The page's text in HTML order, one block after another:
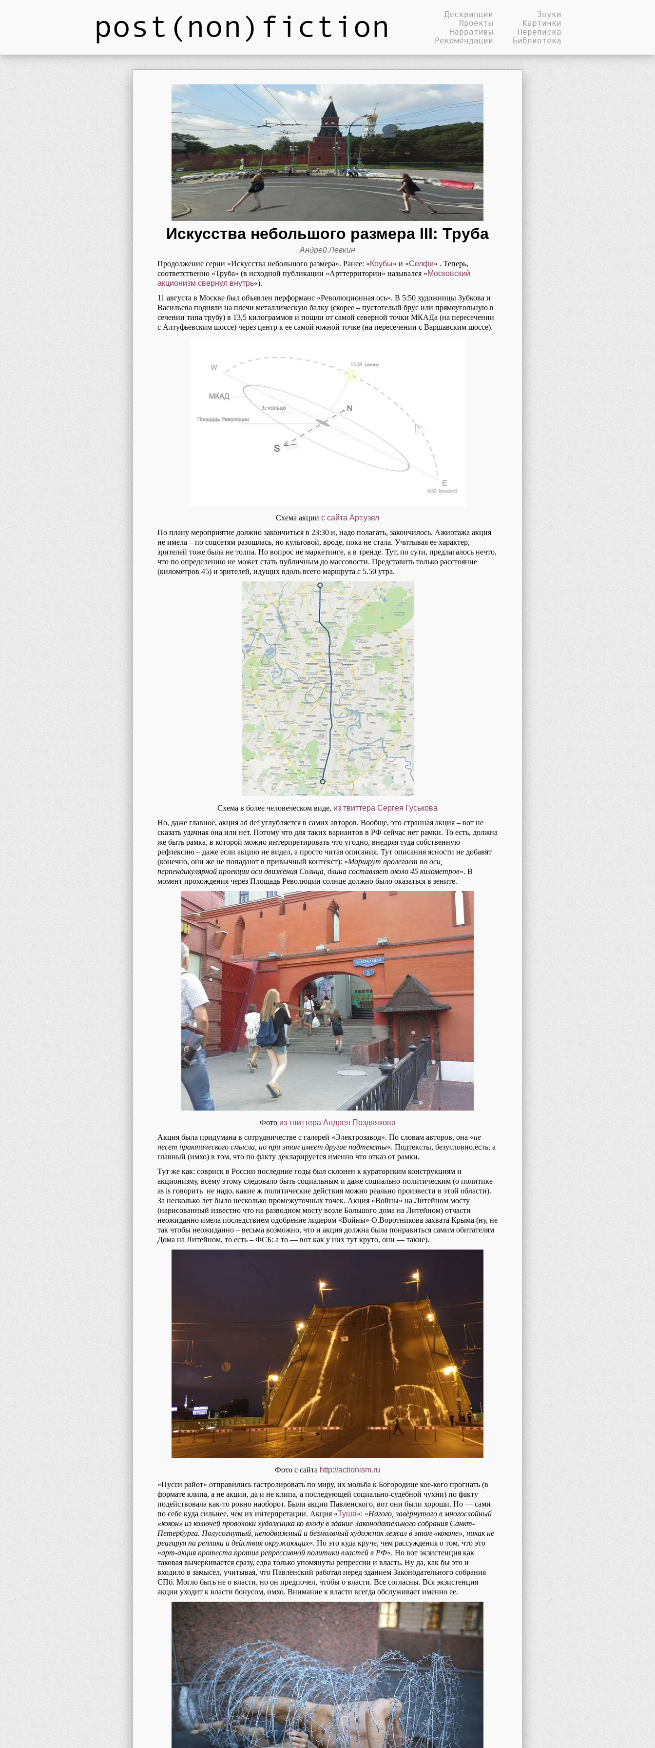
post(non)fiction
Дескрипции
Проекты
Нарративы
Рекомендации
Звуки
Картинки
Переписка
Библиотека
Искусства небольшого размера III: Труба
Андрей Левкин
Продолжение серии «Искусства небольшого размера». Ранее: «Коубы» и «Селфи» . Теперь,
соответственно «Труба» (в исходной публикации «Арттерритории» назывался «Московский
акционизм свернул внутрь«).
11 августа в Москве был объявлен перформанс «Революционная ось». В 5:50 художницы Зубкова и
Васильева подняли на плечи металлическую балку (скорее – пустотелый брус или прямоугольную в
сечении типа трубу) в 13,5 килограммов и пошли от самой северной точки МКАДа (на пересечении
с Алтуфьевским шоссе) через центр к ее самой южной точке (на пересечении с Варшавским шоссе).
Схема акции с сайта Арт.узел
По плану мероприятие должно закончиться в 23:30 и, надо полагать, закончилось. Ажиотажа акция
не имела – по соцсетям разошлась, но культовой, вроде, пока не стала. Учитывая ее характер,
зрителей тоже была не толпа. Но вопрос не маркетинге, а в тренде. Тут, по сути, предлагалось нечто,
что по определению не может стать публичным до массовости. Представить только расстояние
(километров 45) и зрителей, идущих вдоль всего маршрута с 5.50 утра.
Схема в более человеческом виде, из твиттера Сергея Гуськова
Но, даже главное, акция ad def углубляется в самих авторов. Вообще, это странная акция – вот не
сказать удачная она или нет. Потому что для таких вариантов в РФ сейчас нет рамки. То есть, должна
же быть рамка, в которой можно интерпретировать что угодно, внедряя туда собственную
рефлексию – даже если акцию не видел, а просто читая описания. Тут описания ясности не добавят
(конечно, они же не попадают в привычный контекст): «Маршрут пролегает по оси,
перпендикулярной проекции оси движения Солнца, длина составляет около 45 километров«. В
момент прохождения через Площадь Революции солнце должно было оказаться в зените.
Фото из твиттера Андрея Позднякова
Акция была придумана в сотрудничестве с галерей «Электрозавод». По словам авторов, она «не
несет практического смысла, но при этом имеет другие подтексты«. Подтексты, безусловно,есть, а
главный (имхо) в том, что по факту декларируется именно что отказ от рамки.
Тут же как: совриск в России последние годы был склонен к кураторским конструкциям и
акционизму, всему этому следовало быть социальным и даже социально-политическим (о политике
as is говорить не надо, какие ж политические действия можно реально произвести в этой области).
За несколько лет было несколько промежуточных точек. Акция «Войны» на Литейном мосту
(нарисованный известно что на разводном мосту возле Большого дома на Литейном) отчасти
неожиданно имела последствием одобрение лидером «Войны» О.Воротникова захвата Крыма (ну, не
так чтобы неожиданно – весьма возможно, что и акция должна была понравиться самим обитателям
Дома на Литейном, то есть – ФСБ: а то — вот как у них тут круто, они — такие).
Фото с сайта http://actionism.ru
«Пусси райот» отправились гастролировать по миру, их мольба к Богородице кое-кого прогнать (в
формате клипа, а не акции, да и не клипа, а последующей социально-судебной чухни) по факту
подействовала как-то ровно наоборот. Были акции Павленского, вот они были хороши. Но ― сами
по себе куда сильнее, чем их интерпретации. Акция «Туша«: «Нагого, завёрнутого в многослойный
«кокон» из колючей проволоки художника ко входу в здание Законодательного собрания Санкт-
Петербурга. Полусогнутый, неподвижный и безмолвный художник лежал в этом «коконе», никак не
реагируя на реплики и действия окружающих«. Но это куда круче, чем рассуждения о том, что это
«арт-акция протеста против репрессивной политики властей в РФ«. Но вот экзистенция как
таковая вычеркивается сразу, едва только упомянуты репрессии и власть. Ну да, как бы это и
входило в замысел, учитывая, что Павленский работал перед зданием Законодательного собрания
СПб. Могло быть не о власти, но он предпочел, чтобы о власти. Все согласны. Вся экзистенция
акции уходит к власти бонусом, имхо. Внимание к власти всегда обслуживает именно ее.